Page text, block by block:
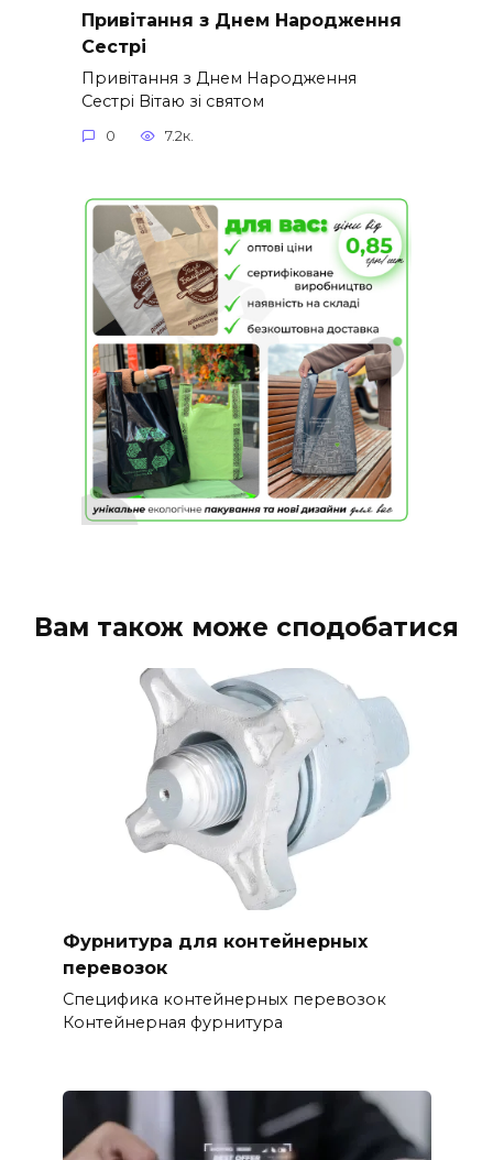
Привітання з Днем Народження
Сестрі
Привітання з Днем Народження
Сестрі Вітаю зі святом
0 7.2к.
Вам також може сподобатися
Фурнитура для контейнерных
перевозок
Специфика контейнерных перевозок
Контейнерная фурнитура